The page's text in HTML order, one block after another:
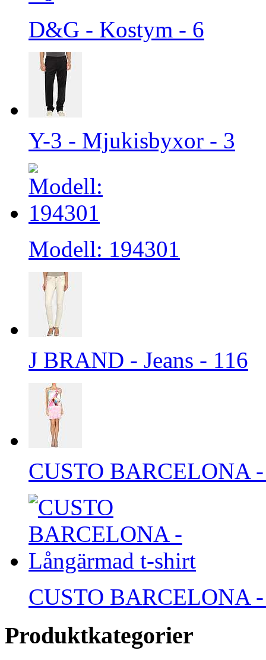
D&G - Kostym - 6
Y-3 - Mjukisbyxor - 3
Modell: 194301
J BRAND - Jeans - 116
CUSTO BARCELONA
CUSTO BARCELONA
Produktkategorier